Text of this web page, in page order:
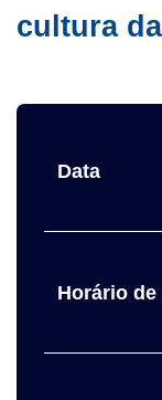
cultura
Data
Horário